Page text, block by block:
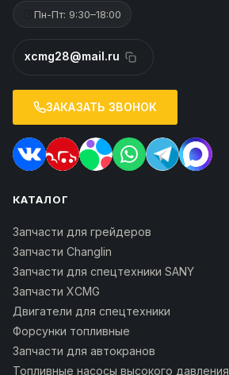
Пн-Пт: 9:30–18:00
xcmg28@mail.ru
ЗАКАЗАТЬ ЗВОНОК
КАТАЛОГ
Запчасти для грейдеров
Запчасти Changlin
Запчасти для спецтехники SANY
Запчасти XCMG
Двигатели для спецтехники
Форсунки топливные
Запчасти для автокранов
Топливные насосы высокого давления